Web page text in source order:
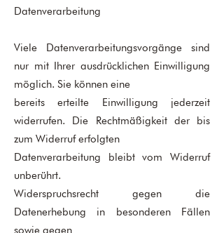
Datenverarbeitung
Viele Datenverarbeitungsvorgänge sind
nur mit Ihrer ausdrücklichen Einwilligung
möglich. Sie können eine
bereits erteilte Einwilligung jederzeit
widerrufen. Die Rechtmäßigkeit der bis
zum Widerruf erfolgten
Datenverarbeitung bleibt vom Widerruf
unberührt.
Widerspruchsrecht gegen die
Datenerhebung in besonderen Fällen
sowie gegen